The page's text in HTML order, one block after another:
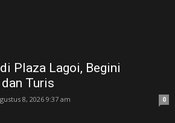
Plaza Lagoi, Begini
Turis
8, 2026 9:37 am 0